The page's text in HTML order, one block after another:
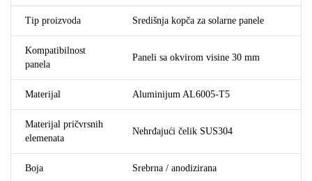
Tip proizvoda Središnja kopča za solarne panele
Kompatibilnost
panela
Paneli sa okvirom visine 30 mm
Materijal Aluminijum AL6005-T5
Materijal pričvrsnih
elemenata
Nehrđajući čelik SUS304
Boja Srebrna / anodizirana